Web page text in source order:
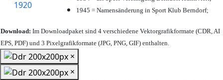
1945 = Namensänderung in Sport Klub Berndorf;
Download: Im Downloadpaket sind 4 verschiedene Vektorgrafikformate (CDR, AI
EPS, PDF) und 3 Pixelgrafikformate (JPG, PNG, GIF) enthalten.
×
×